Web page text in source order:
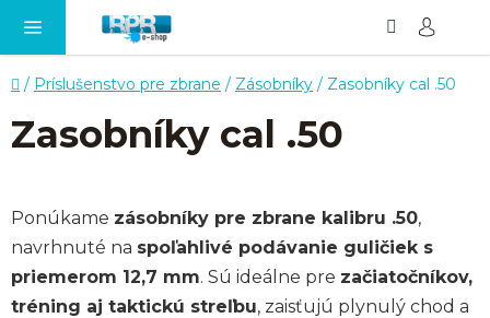
Domov
/ Príslušenstvo pre zbrane / Zásobníky / Zasobníky cal .50
Zasobníky cal .50
Ponúkame zásobníky pre zbrane kalibru .50,
navrhnuté na spoľahlivé podávanie guličiek s
priemerom 12,7 mm. Sú ideálne pre začiatočníkov,
tréning aj taktickú streľbu, zaisťujú plynulý chod a